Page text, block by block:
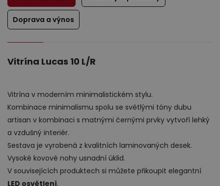
Výprodej
Doprava a výnos
Vitrína Lucas 10 L/R
Vitrína v moderním minimalistickém stylu.
Kombinace minimalismu spolu se světlými tóny dubu
artisan v kombinaci s matnými černými prvky vytvoří lehký
a vzdušný interiér.
Sestava je vyrobená z kvalitních laminovaných desek.
Vysoké kovové nohy usnadní úklid.
V souvisejících produktech si můžete přikoupit elegantní
LED osvětlení.